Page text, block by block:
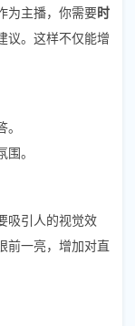
为主播，你需要时
议。这样不仅能增
。
吸引人的视觉效
前一亮，增加对直